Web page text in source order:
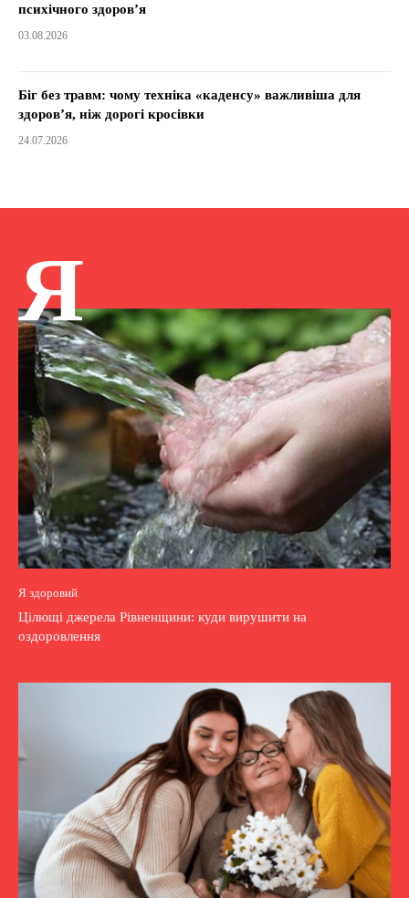
психічного здоров’я
03.08.2026
Біг без травм: чому техніка «каденсу» важливіша для
здоров’я, ніж дорогі кросівки
24.07.2026
Я
Я здоровий
Цілющі джерела Рівненщини: куди вирушити на
оздоровлення